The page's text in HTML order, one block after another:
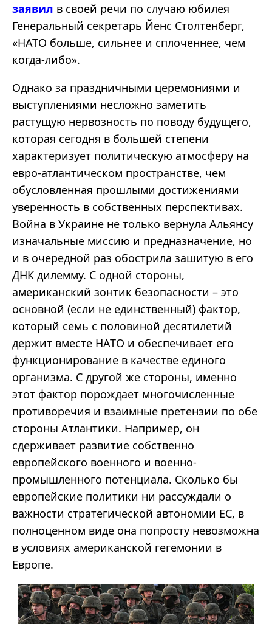
заявил в своей речи по случаю юбилея
Генеральный секретарь Йенс Столтенберг,
«НАТО больше, сильнее и сплоченнее, чем
когда-либо».
Однако за праздничными церемониями и
выступлениями несложно заметить
растущую нервозность по поводу будущего,
которая сегодня в большей степени
характеризует политическую атмосферу на
евро-атлантическом пространстве, чем
обусловленная прошлыми достижениями
уверенность в собственных перспективах.
Война в Украине не только вернула Альянсу
изначальные миссию и предназначение, но
и в очередной раз обострила зашитую в его
ДНК дилемму. С одной стороны,
американский зонтик безопасности – это
основной (если не единственный) фактор,
который семь с половиной десятилетий
держит вместе НАТО и обеспечивает его
функционирование в качестве единого
организма. С другой же стороны, именно
этот фактор порождает многочисленные
противоречия и взаимные претензии по обе
стороны Атлантики. Например, он
сдерживает развитие собственно
европейского военного и военно-
промышленного потенциала. Сколько бы
европейские политики ни рассуждали о
важности стратегической автономии ЕС, в
полноценном виде она попросту невозможна
в условиях американской гегемонии в
Европе.